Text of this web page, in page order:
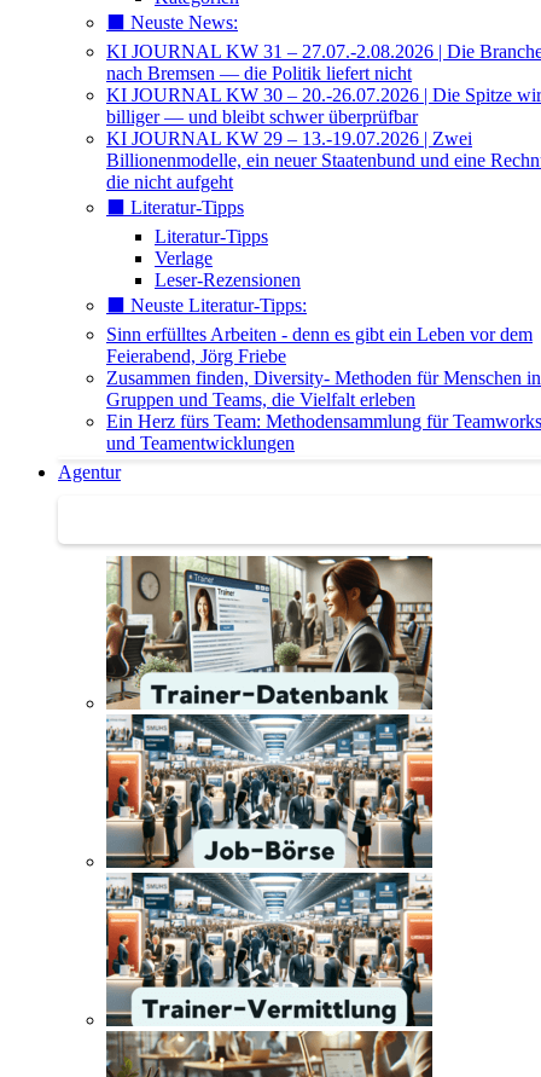
⬛️ Neuste News:
KI JOURNAL KW 31 – 27.07.-2.08.2026 | Die
nach Bremsen — die Politik liefert nicht
KI JOURNAL KW 30 – 20.-26.07.2026 | Die Spitze
billiger — und bleibt schwer überprüfbar
KI JOURNAL KW 29 – 13.-19.07.2026 | Zwei
Billionenmodelle, ein neuer Staatenbund und eine
die nicht aufgeht
⬛️ Literatur-Tipps
Literatur-Tipps
Verlage
Leser-Rezensionen
⬛️ Neuste Literatur-Tipps:
Sinn erfülltes Arbeiten - denn es gibt ein Leben vor dem
Feierabend, Jörg Friebe
Zusammen finden, Diversity- Methoden für Menschen in
Gruppen und Teams, die Vielfalt erleben
Ein Herz fürs Team: Methodensammlung für
und Teamentwicklungen
Agentur